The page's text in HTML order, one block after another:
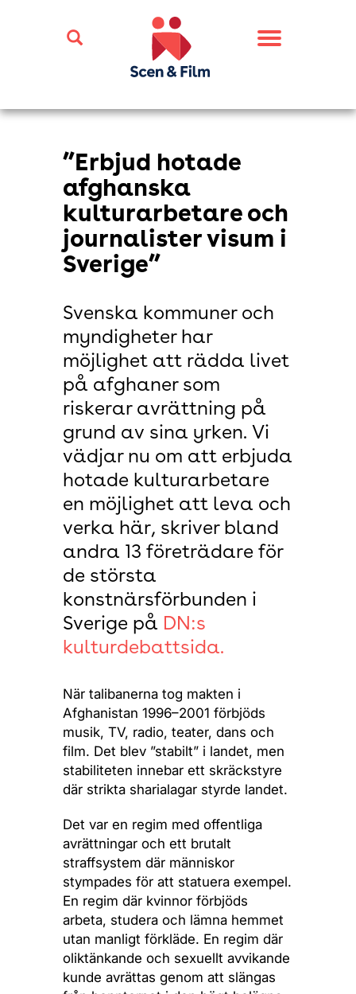
Toggle
”Erbjud hotade
afghanska
kulturarbetare och
journalister visum i
Sverige”
Svenska kommuner och
myndigheter har
möjlighet att rädda livet
på afghaner som
riskerar avrättning på
grund av sina yrken. Vi
vädjar nu om att erbjuda
hotade kulturarbetare
en möjlighet att leva och
verka här, skriver bland
andra 13 företrädare för
de största
konstnärsförbunden i
Sverige på DN:s
kulturdebattsida.
När talibanerna tog makten i
Afghanistan 1996–2001 förbjöds
musik, TV, radio, teater, dans och
film. Det blev ”stabilt” i landet, men
stabiliteten innebar ett skräckstyre
där strikta sharialagar styrde landet.
Det var en regim med offentliga
avrättningar och ett brutalt
straffsystem där människor
stympades för att statuera exempel.
En regim där kvinnor förbjöds
arbeta, studera och lämna hemmet
utan manligt förkläde. En regim där
oliktänkande och sexuellt avvikande
kunde avrättas genom att slängas